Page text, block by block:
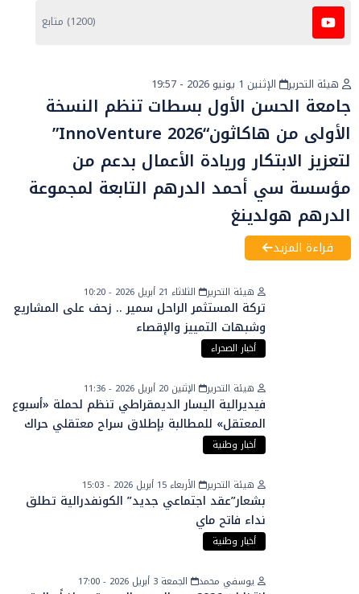
(1200) متابع
أخبار عامة
هيئة التحرير الإثنين 1 يونيو 2026 - 19:57
جامعة الحسن الأول بسطات تنظم النسخة
الأولى من هاكاثون“InnoVenture 2026”
لتعزيز الابتكار وريادة الأعمال بدعم من
مؤسسة سي أحمد الدرهم التابعة لمجموعة
الدرهم هولدينغ
قراءة المزيد
هيئة التحرير الثلاثاء 21 أبريل 2026 - 10:20
تركة المستثمر الراحل سمير .. زحف على المشاريع
وشبهات التمييز والإقصاء
أخبار الصحراء
هيئة التحرير الإثنين 20 أبريل 2026 - 11:36
فيديرالية اليسار الديمقراطي تنظم لحملة «أسبوع
المعتقل» للمطالبة بإطلاق سراح معتقلي حراك
الريف
أخبار وطنية
هيئة التحرير الأربعاء 15 أبريل 2026 - 15:03
بشعار”عقد اجتماعي جديد” الكونفدرالية تطلق
نداء فاتح ماي
أخبار وطنية
يوسفي محمد الجمعة 3 أبريل 2026 - 17:00